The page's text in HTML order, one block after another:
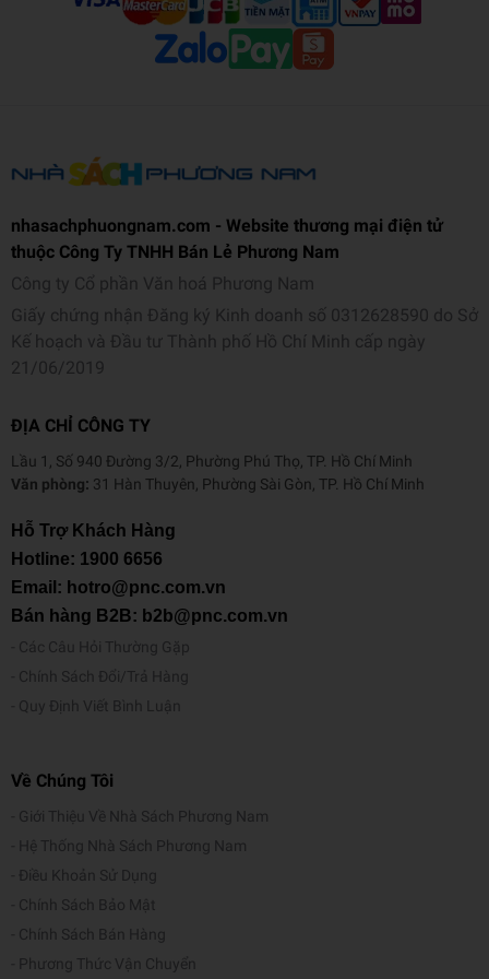
phương tiện giao thông khác nhau trong cuộc sống. Sản
phẩm có các đặc điểm nổi bật sau:
- Xe có kích thước vừa phải giúp bé dễ dàng cầm nắm và
- Được làm bằng chất liệu cao cấp, bền đẹp.
- Xe được sơn bằng nước sơn mềm mại, có màu đen mạnh
mẽ, lôi cuốn, hứa hẹn sẽ mang đến cho các bé những giờ
phút vui chơi và học tập đầy thú vị.
nhasachphuongnam.com - Website thương mại điện tử
thuộc Công Ty TNHH Bán Lẻ Phương Nam
Công ty Cổ phần Văn hoá Phương Nam
Giấy chứng nhận Đăng ký Kinh doanh số 0312628590 do Sở
Kế hoạch và Đầu tư Thành phố Hồ Chí Minh cấp ngày
21/06/2019
ĐỊA CHỈ CÔNG TY
Lầu 1, Số 940 Đường 3/2, Phường Phú Thọ, TP. Hồ Chí Minh
Văn phòng: 31 Hàn Thuyên, Phường Sài Gòn, TP. Hồ Chí Minh
Hỗ Trợ Khách Hàng
Hotline: 1900 6656
Email: hotro@pnc.com.vn
Bán hàng B2B: b2b@pnc.com.vn
Các Câu Hỏi Thường Gặp
Chính Sách Đổi/Trả Hàng
Quy Định Viết Bình Luận
Về Chúng Tôi
Giới Thiệu Về Nhà Sách Phương Nam
Hệ Thống Nhà Sách Phương Nam
Điều Khoản Sử Dụng
Chính Sách Bảo Mật
Chính Sách Bán Hàng
Phương Thức Vận Chuyển